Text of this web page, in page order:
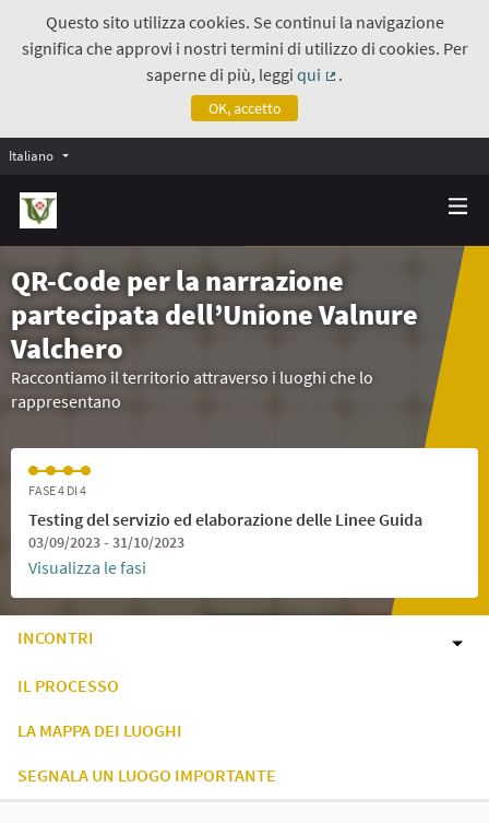
Questo sito utilizza cookies. Se continui la navigazione
significa che approvi i nostri termini di utilizzo di cookies. Per
saperne di più, leggiqui
.
OK, accetto
Italiano
QR-Code per la narrazione
partecipata dell’Unione Valnure
Valchero
Raccontiamo il territorio attraverso i luoghi che lo
rappresentano
FASE 4 DI 4
Testing del servizio ed elaborazione delle Linee Guida
03/09/2023 - 31/10/2023
Visualizza le fasi
INCONTRI
IL PROCESSO
LA MAPPA DEI LUOGHI
SEGNALA UN LUOGO IMPORTANTE